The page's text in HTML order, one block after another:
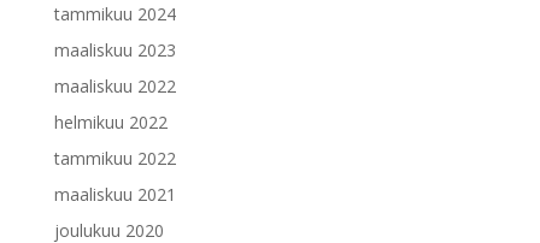
tammikuu 2024
maaliskuu 2023
maaliskuu 2022
helmikuu 2022
tammikuu 2022
maaliskuu 2021
joulukuu 2020